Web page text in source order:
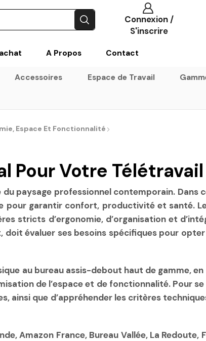
Connexion /
S'inscrire
A Propos Contact
Accessoires Espace de Travail
Espace Et Fonctionnalité
Pour Votre Télétravail
paysage professionnel contemporain. Dans
pour garantir confort, productivité et santé.
stricts d’ergonomie, d’organisation et
évaluer ses besoins spécifiques pour
au bureau assis-debout haut de gamme,
de l’espace et de fonctionnalité. Pour
ainsi que d’appréhender les critères
Amazon France, Bureau Vallée, La Redoute,
| 💡 Trop de